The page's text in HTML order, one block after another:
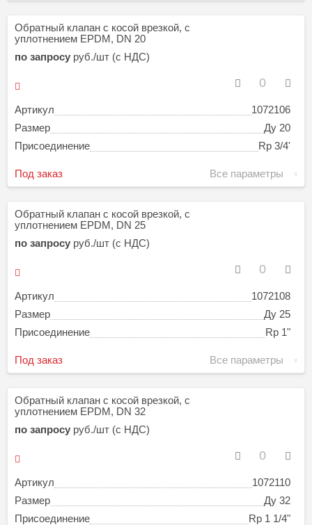
Обратный клапан с косой врезкой, с
уплотнением EPDM, DN 20
Артикул
1072106
Размер
Ду 20
Присоединение
Rp 3/4'
по запросу руб./шт (с НДС)
Под заказ Все параметры
Обратный клапан с косой врезкой, с
уплотнением EPDM, DN 25
Артикул
1072108
Размер
Ду 25
Присоединение
Rp 1"
по запросу руб./шт (с НДС)
Под заказ Все параметры
Обратный клапан с косой врезкой, с
уплотнением EPDM, DN 32
Артикул
1072110
Размер
Ду 32
Присоединение
Rp 1 1/4"
по запросу руб./шт (с НДС)